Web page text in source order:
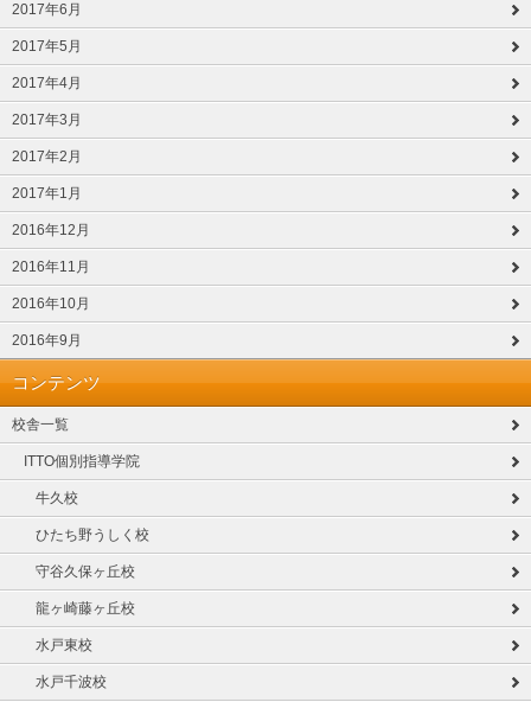
2017年6月
2017年5月
2017年4月
2017年3月
2017年2月
2017年1月
2016年12月
2016年11月
2016年10月
2016年9月
コンテンツ
校舎一覧
ITTO個別指導学院
牛久校
ひたち野うしく校
守谷久保ヶ丘校
龍ヶ崎藤ヶ丘校
水戸東校
水戸千波校